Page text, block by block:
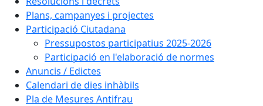
Plans, campanyes i projectes
Participació Ciutadana
Pressupostos participatius 2025-2026
Participació en l'elaboració de normes
Anuncis / Edictes
Calendari de dies inhàbils
Pla de Mesures Antifrau